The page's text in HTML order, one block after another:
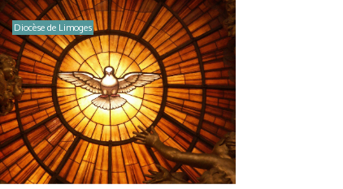
Diocèse de Limoges